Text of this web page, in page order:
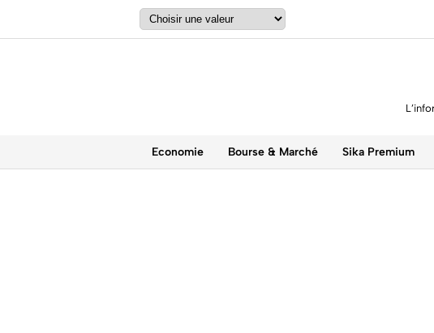
Economie Bourse & Marché Sika Premium